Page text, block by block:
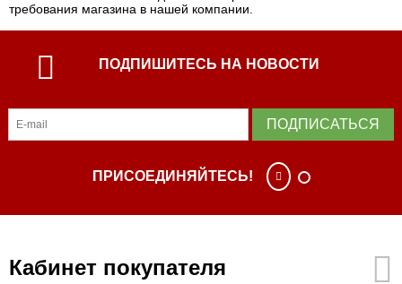
требования магазина в нашей компании.
ПОДПИШИТЕСЬ НА НОВОСТИ
ПОДПИСАТЬСЯ
ПРИСОЕДИНЯЙТЕСЬ!
Кабинет покупателя